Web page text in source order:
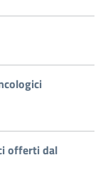
offerti dal